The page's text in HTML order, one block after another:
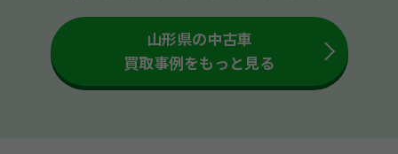
山形県の中古車
買取事例をもっと見る